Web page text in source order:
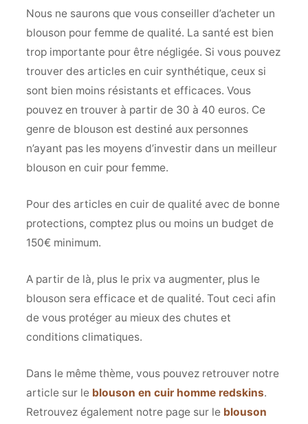
Nous ne saurons que vous conseiller d’acheter un
blouson pour femme de qualité. La santé est bien
trop importante pour être négligée. Si vous pouvez
trouver des articles en cuir synthétique, ceux si
sont bien moins résistants et efficaces. Vous
pouvez en trouver à partir de 30 à 40 euros. Ce
genre de blouson est destiné aux personnes
n’ayant pas les moyens d’investir dans un meilleur
blouson en cuir pour femme.
Pour des articles en cuir de qualité avec de bonne
protections, comptez plus ou moins un budget de
150€ minimum.
A partir de là, plus le prix va augmenter, plus le
blouson sera efficace et de qualité. Tout ceci afin
de vous protéger au mieux des chutes et
conditions climatiques.
Dans le même thème, vous pouvez retrouver notre
article sur le blouson en cuir homme redskins.
Retrouvez également notre page sur le blouson